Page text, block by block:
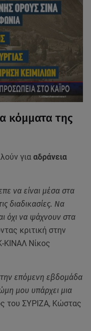
κόμματα της
για αδράνεια
να είναι μέσα στα
διαδικασίες. Να
όχι να ψάχνουν στα
κριτική στην
ΚΙΝΑΛ Νίκος
την επόμενη εβδομάδα
μου υπάρχει μια
του ΣΥΡΙΖΑ, Κώστας